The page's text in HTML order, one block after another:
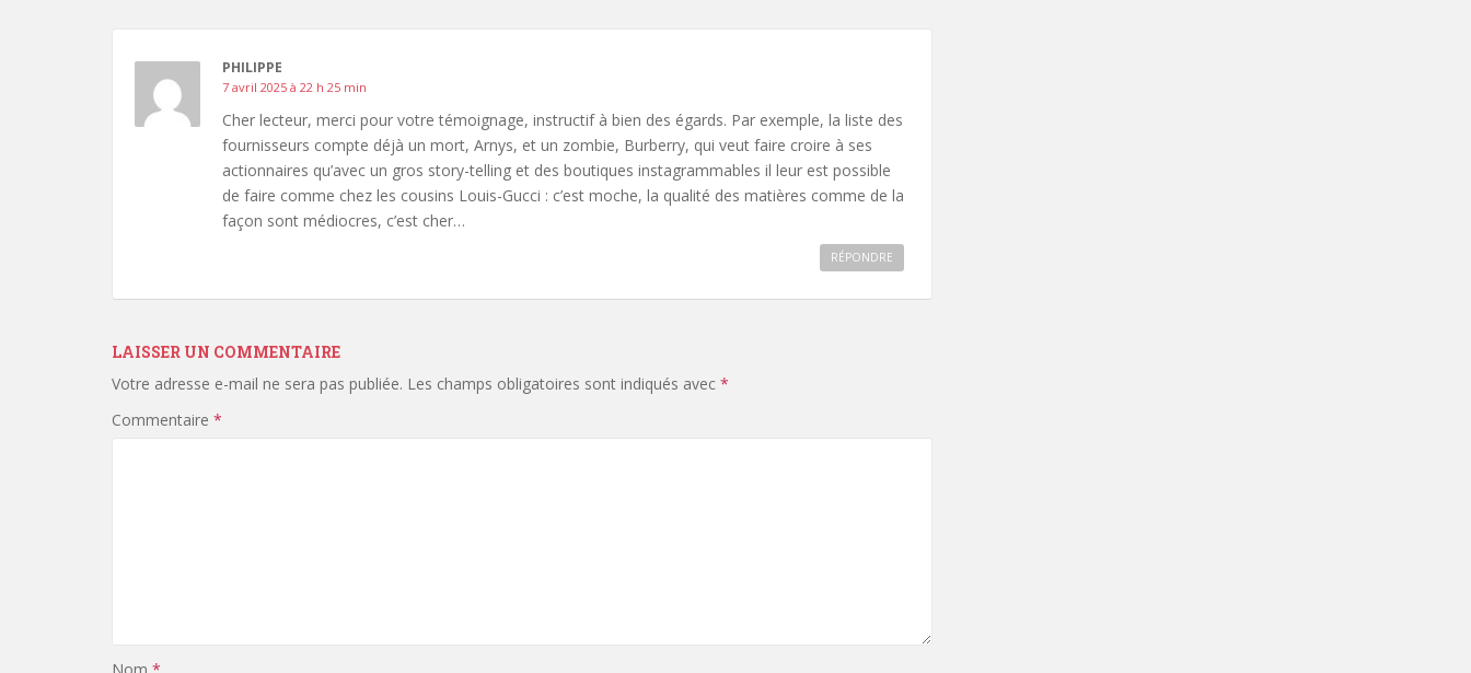
PHILIPPE
7 avril 2025 à 22 h 25 min
Cher lecteur, merci pour votre témoignage, instructif à bien des égards. Par exemple, la liste des
fournisseurs compte déjà un mort, Arnys, et un zombie, Burberry, qui veut faire croire à ses
actionnaires qu’avec un gros story-telling et des boutiques instagrammables il leur est possible
de faire comme chez les cousins Louis-Gucci : c’est moche, la qualité des matières comme de la
façon sont médiocres, c’est cher…
RÉPONDRE
LAISSER UN COMMENTAIRE
Votre adresse e-mail ne sera pas publiée. Les champs obligatoires sont indiqués avec *
Commentaire *